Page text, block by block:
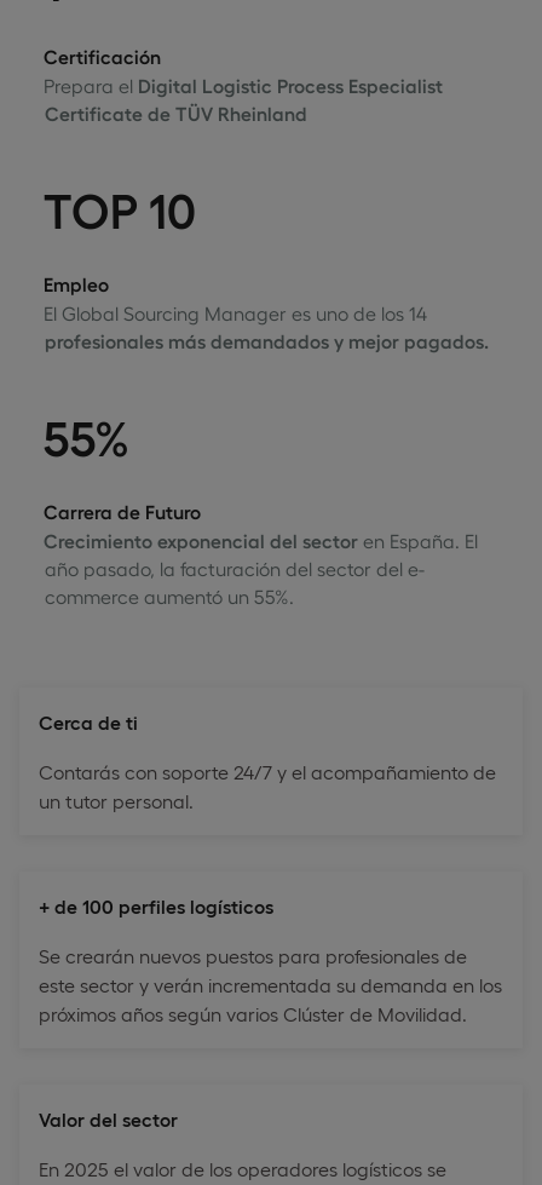
Certificación
Prepara el Digital Logistic Process Especialist
Certificate de TÜV Rheinland
TOP 10
Empleo
El Global Sourcing Manager es uno de los 14
profesionales más demandados y mejor pagados.
55%
Carrera de Futuro
Crecimiento exponencial del sector en España. El
año pasado, la facturación del sector del e-
commerce aumentó un 55%.
Cerca de ti
Contarás con soporte 24/7 y el acompañamiento de
un tutor personal.
+ de 100 perfiles logísticos
Se crearán nuevos puestos para profesionales de
este sector y verán incrementada su demanda en los
próximos años según varios Clúster de Movilidad.
Valor del sector
En 2025 el valor de los operadores logísticos se